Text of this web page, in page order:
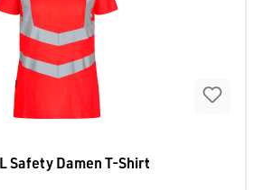
Safety Damen T-Shirt